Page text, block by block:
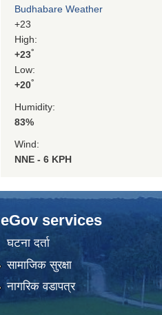
Budhabare Weather
+23
High:
+23°
Low:
+20°
Humidity:
83%
Wind:
NNE - 6 KPH
eGov services
घटना दर्ता
सामाजिक सुरक्षा
नागरिक वडापत्र